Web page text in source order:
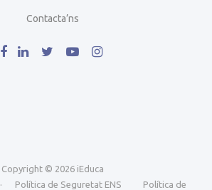
Contacta’ns
Copyright © 2026 iEduca
· Política de Seguretat ENS Política de